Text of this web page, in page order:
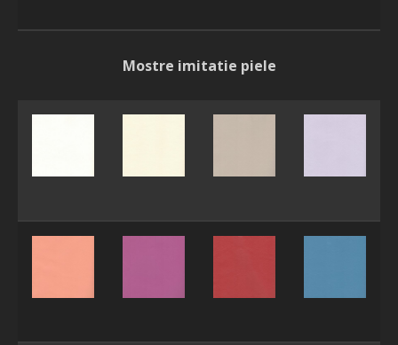
Mostre imitatie piele